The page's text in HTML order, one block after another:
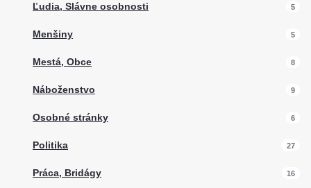
Ľudia, Slávne osobnosti 5
Menšiny 5
Mestá, Obce 8
Náboženstvo 9
Osobné stránky 6
Politika 27
Práca, Bridágy 16